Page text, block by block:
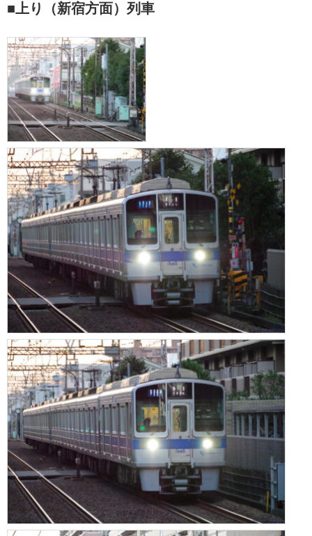
■上り（新宿方面）列車